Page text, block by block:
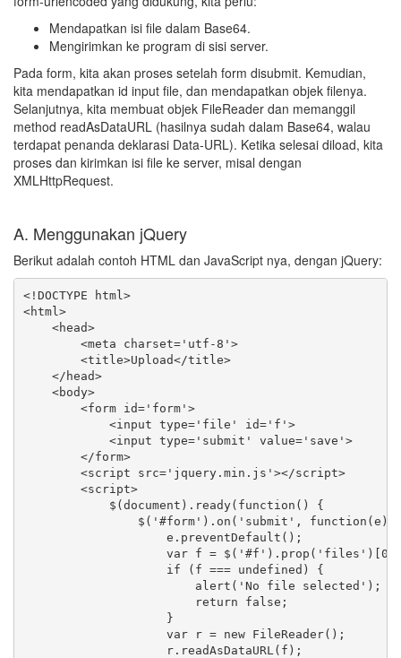
Mendapatkan isi file dalam Base64.
Mengirimkan ke program di sisi server.
Pada form, kita akan proses setelah form disubmit. Kemudian,
kita mendapatkan id input file, dan mendapatkan objek filenya.
Selanjutnya, kita membuat objek FileReader dan memanggil
method readAsDataURL (hasilnya sudah dalam Base64, walau
terdapat penanda deklarasi Data-URL). Ketika selesai diload, kita
proses dan kirimkan isi file ke server, misal dengan
XMLHttpRequest.
A. Menggunakan jQuery
Berikut adalah contoh HTML dan JavaScript nya, dengan jQuery:
<!DOCTYPE html>
<html>
    <head>
        <meta charset='utf-8'>
        <title>Upload</title>
    </head>
    <body>
        <form id='form'>
            <input type='file' id='f'>
            <input type='submit' value='save'>
        </form>
        <script src='jquery.min.js'></script>
        <script>
            $(document).ready(function() {
$('#form').on('submit', function(e)
                    e.preventDefault();
var f =
                    if (f === undefined) {
                        alert('No file selected');
                        return false;
                    }
                    var r = new FileReader();
                    r.readAsDataURL(f);